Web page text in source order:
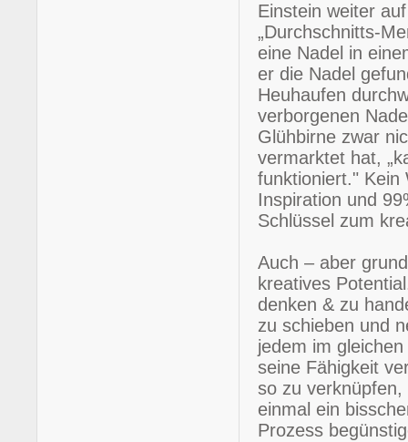
Einstein weiter
„Durchschnitts-
eine Nadel in
er die Nadel
Heuhaufen
verborgenen
Glühbirne zwar
vermarktet hat,
funktioniert." Kein
Inspiration und
Schlüssel zum
Auch – aber
kreatives
denken & zu
zu schieben und
jedem im
seine Fähigkeit
so zu
einmal ein
Prozess